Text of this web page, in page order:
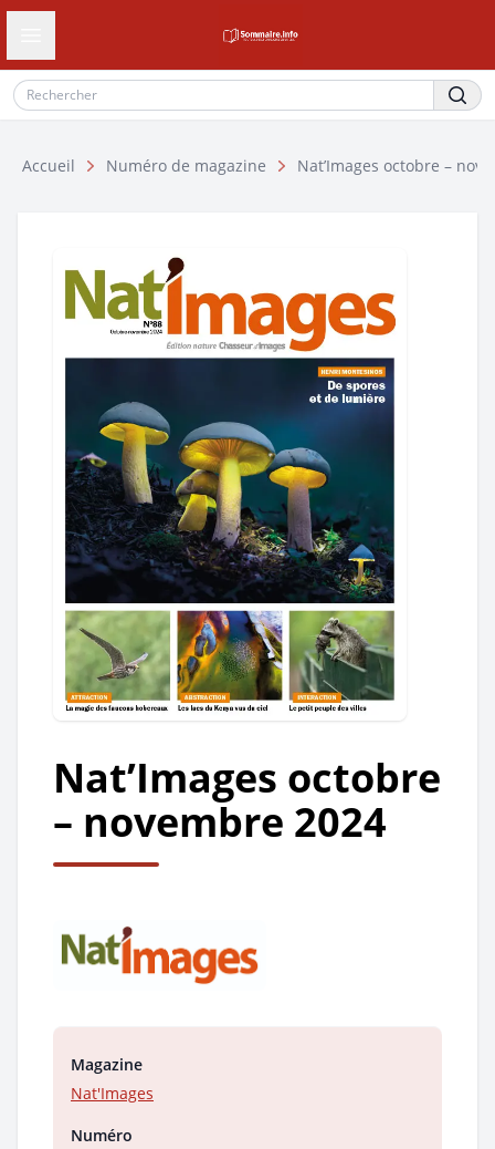
Ouvrir le tiroir de navigation
Accueil Numéro de magazine Nat’Images octobre –
Nat’Images octobre
– novembre 2024
Magazine
Nat'Images
Numéro